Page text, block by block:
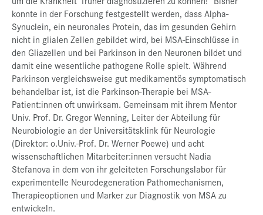
konnte in der Forschung festgestellt werden, dass Alpha-
Synuclein, ein neuronales Protein, das im gesunden Gehirn
nicht in glialen Zellen gebildet wird, bei MSA-Einschlüsse in
den Gliazellen und bei Parkinson in den Neuronen bildet und
damit eine wesentliche pathogene Rolle spielt. Während
Parkinson vergleichsweise gut medikamentös symptomatisch
behandelbar ist, ist die Parkinson-Therapie bei MSA-
Patient:innen oft unwirksam. Gemeinsam mit ihrem Mentor
Univ. Prof. Dr. Gregor Wenning, Leiter der Abteilung für
Neurobiologie an der Universitätsklink für Neurologie
(Direktor: o.Univ.-Prof. Dr. Werner Poewe) und acht
wissenschaftlichen Mitarbeiter:innen versucht Nadia
Stefanova in dem von ihr geleiteten Forschungslabor für
experimentelle Neurodegeneration Pathomechanismen,
Therapieoptionen und Marker zur Diagnostik von MSA zu
entwickeln.